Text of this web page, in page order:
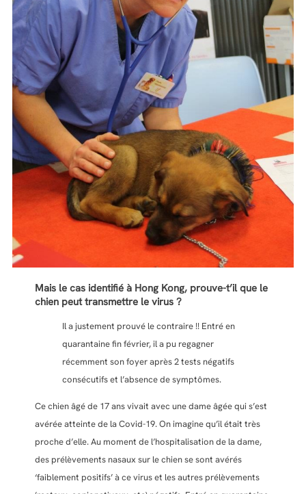
Mais le cas identifié à Hong Kong, prouve-t’il que le
chien peut transmettre le virus ?
Il a justement prouvé le contraire !! Entré en
quarantaine fin février, il a pu regagner
récemment son foyer après 2 tests négatifs
consécutifs et l’absence de symptômes.
Ce chien âgé de 17 ans vivait avec une dame âgée qui s’est
avérée atteinte de la Covid-19. On imagine qu’il était très
proche d’elle. Au moment de l’hospitalisation de la dame,
des prélèvements nasaux sur le chien se sont avérés
‘faiblement positifs’ à ce virus et les autres prélèvements